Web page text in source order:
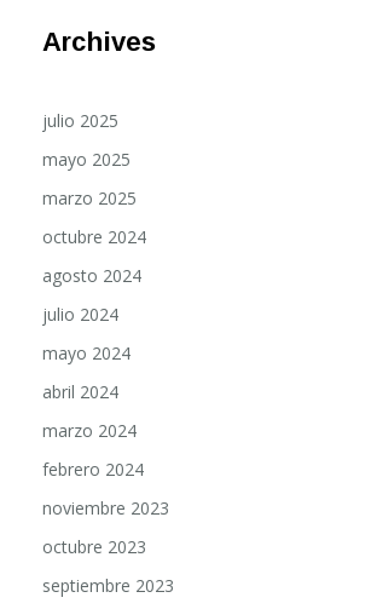
Archives
julio 2025
mayo 2025
marzo 2025
octubre 2024
agosto 2024
julio 2024
mayo 2024
abril 2024
marzo 2024
febrero 2024
noviembre 2023
octubre 2023
septiembre 2023